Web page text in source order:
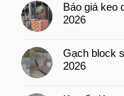
Báo giá keo
2026
Gạch block
2026